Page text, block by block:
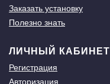
Заказать установку
Полезно знать
ЛИЧНЫЙ КАБИНЕТ
Регистрация
Авторизация